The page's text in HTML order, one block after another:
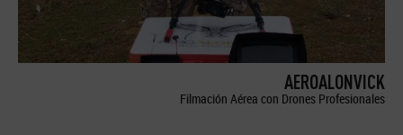
AEROALONVICK
Filmación Aérea con Drones Profesionales